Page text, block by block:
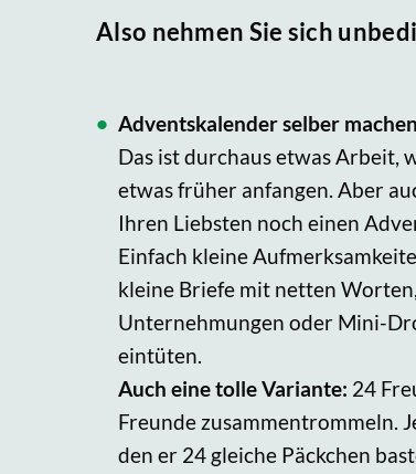
Also nehmen Sie sich
Adventskalender selber machen
Das ist durchaus etwas Arbeit,
etwas früher anfangen. Aber
Ihren Liebsten noch einen
Einfach kleine
kleine Briefe mit netten
Unternehmungen oder Mini-
eintüten.
Auch eine tolle Variante: 24
Freunde zusammentrommeln.
den er 24 gleiche Päckchen